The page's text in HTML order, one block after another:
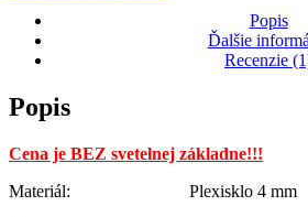
Popis
Ďalšie
Recenzie
Popis
Cena je BEZ svetelnej základne!!!
Materiál: Plexisklo 4 mm